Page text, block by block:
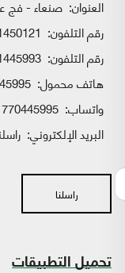
العنوان: صنعاء - فج
رقم التلفون:
رقم التلفون:
هاتف محمول:
واتساب:
البريد الإلكتروني:
راسلنا
تحميل التطبيقات